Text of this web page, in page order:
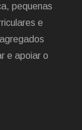
pequenas
e
e apoiar o